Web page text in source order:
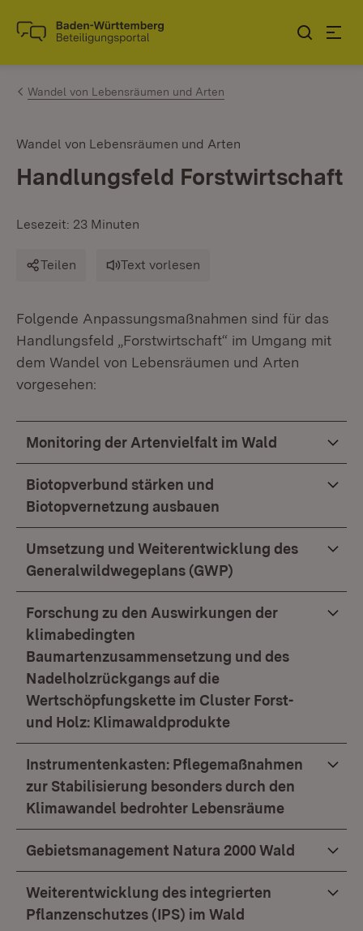
Zum Inhalt springen
Link zur Startseite
Wandel von Lebensräumen und Arten
Wandel von Lebensräumen und Arten
Handlungsfeld Forstwirtschaft
Lesezeit: 23 Minuten
Teilen Text vorlesen
Folgende Anpassungsmaßnahmen sind für das
Handlungsfeld „Forstwirtschaft“ im Umgang mit
dem Wandel von Lebensräumen und Arten
vorgesehen:
Monitoring der Artenvielfalt im Wald
Biotopverbund stärken und
Biotopvernetzung ausbauen
Umsetzung und Weiterentwicklung des
Generalwildwegeplans (GWP)
Forschung zu den Auswirkungen der
klimabedingten
Baumartenzusammensetzung und des
Nadelholzrückgangs auf die
Wertschöpfungskette im Cluster Forst-
und Holz: Klimawaldprodukte
Instrumentenkasten: Pflegemaßnahmen
zur Stabilisierung besonders durch den
Klimawandel bedrohter Lebensräume
Gebietsmanagement Natura 2000 Wald
Weiterentwicklung des integrierten
Pflanzenschutzes (IPS) im Wald